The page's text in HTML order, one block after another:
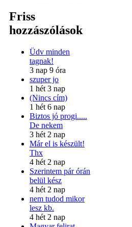
Friss
hozzászólások
Üdv minden
tagnak!
3 nap 9 óra
szuper jo
1 hét 3 nap
(Nincs cím)
1 hét 6 nap
Biztos jó progi.....
De nekem
3 hét 2 nap
Már el is készült!
Thx
4 hét 2 nap
Szerintem pár órán
belül kész
4 hét 2 nap
nem tudod mikor
lesz kb.
4 hét 2 nap